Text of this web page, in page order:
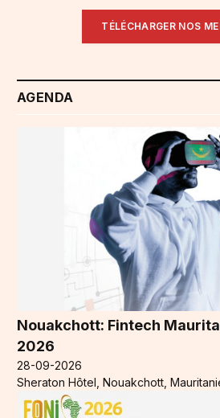
TÉLÉCHARGER NOS
AGENDA
Nouakchott: Fintech
2026
28-09-2026
Sheraton Hôtel, Nouakchott,